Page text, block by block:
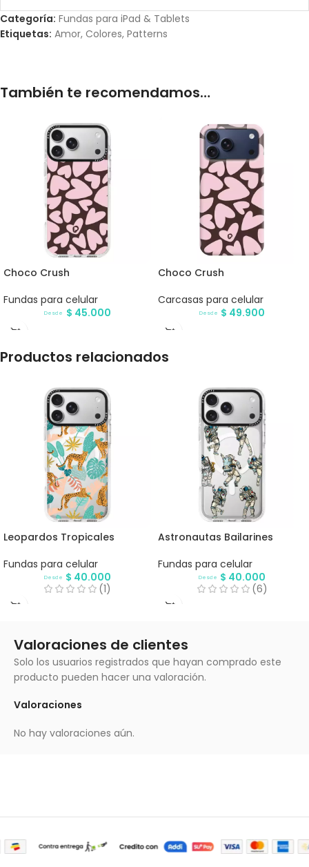
Categoría: Fundas para iPad & Tablets
Etiquetas: Amor, Colores, Patterns
También te recomendamos…
Choco Crush
Fundas para celular
Desde $ 45.000
Choco Crush
Carcasas para celular
Desde $ 49.900
Productos relacionados
Leopardos Tropicales
Fundas para celular
Desde $ 40.000
(1)
Astronautas Bailarines
Fundas para celular
Desde $ 40.000
(6)
Valoraciones de clientes
Valoraciones
No hay valoraciones aún.
Solo los usuarios registrados que hayan comprado este
producto pueden hacer una valoración.